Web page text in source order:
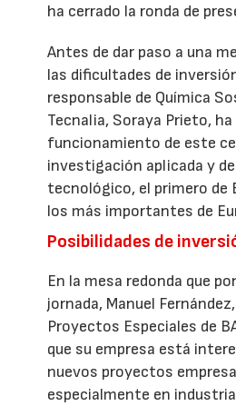
ha cerrado la ronda de
Antes de dar paso a una
las dificultades de
responsable de Química
Tecnalia, Soraya Prieto,
funcionamiento de este
investigación aplicada y
tecnológico, el primero de
los más importantes de
Posibilidades de
En la mesa redonda que
jornada, Manuel
Proyectos Especiales de
que su empresa está
nuevos proyectos
especialmente en